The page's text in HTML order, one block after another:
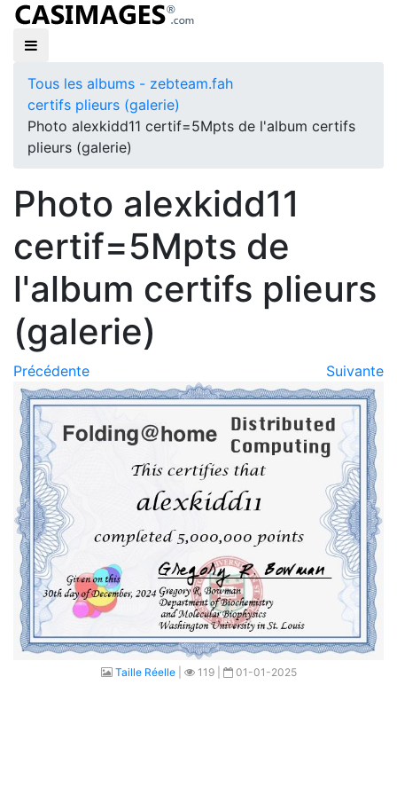
Tous les albums - zebteam.fah
certifs plieurs (galerie)
Photo alexkidd11 certif=5Mpts de l'album certifs
plieurs (galerie)
Photo alexkidd11
certif=5Mpts de
l'album certifs plieurs
(galerie)
Précédente Suivante
Taille Réelle| 119 | 01-01-2025